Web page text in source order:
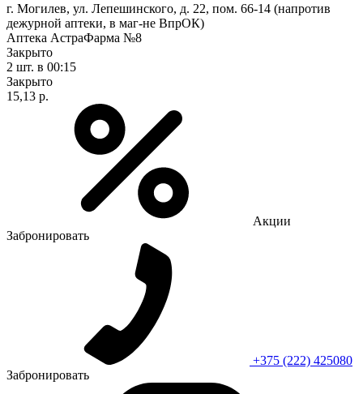
г. Могилев, ул. Лепешинского, д. 22, пом. 66-14 (напротив
дежурной аптеки, в маг-не ВпрОК)
Аптека АстраФарма №8
Закрыто
2 шт. в 00:15
Закрыто
15,13 р.
Акции
Забронировать
+375 (222) 425080
Забронировать